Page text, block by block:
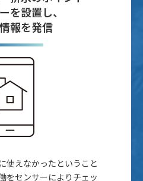
を設置し、
報を発信
使えなかったということ
をセンサーによりチェッ